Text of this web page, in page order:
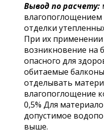
Вывод по расчету:
влагопоглощением
отделки
При их
возникновение на
опасного для
обитаемые
отделывать
влагопоглощение
0,5% Для
допустимое
выше.